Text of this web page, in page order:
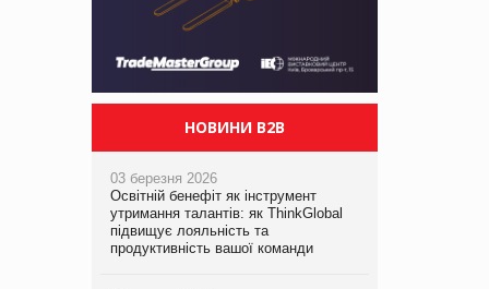
НОВИНИ B2B
03 березня 2026
Освітній бенефіт як інструмент
утримання талантів: як ThinkGlobal
підвищує лояльність та
продуктивність вашої команди